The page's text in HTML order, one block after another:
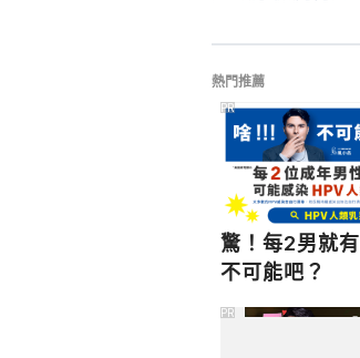
Accessed
鼻竇炎是什麼
https://
熱門推薦
驚！每2男就
不可能吧？
PR
PR